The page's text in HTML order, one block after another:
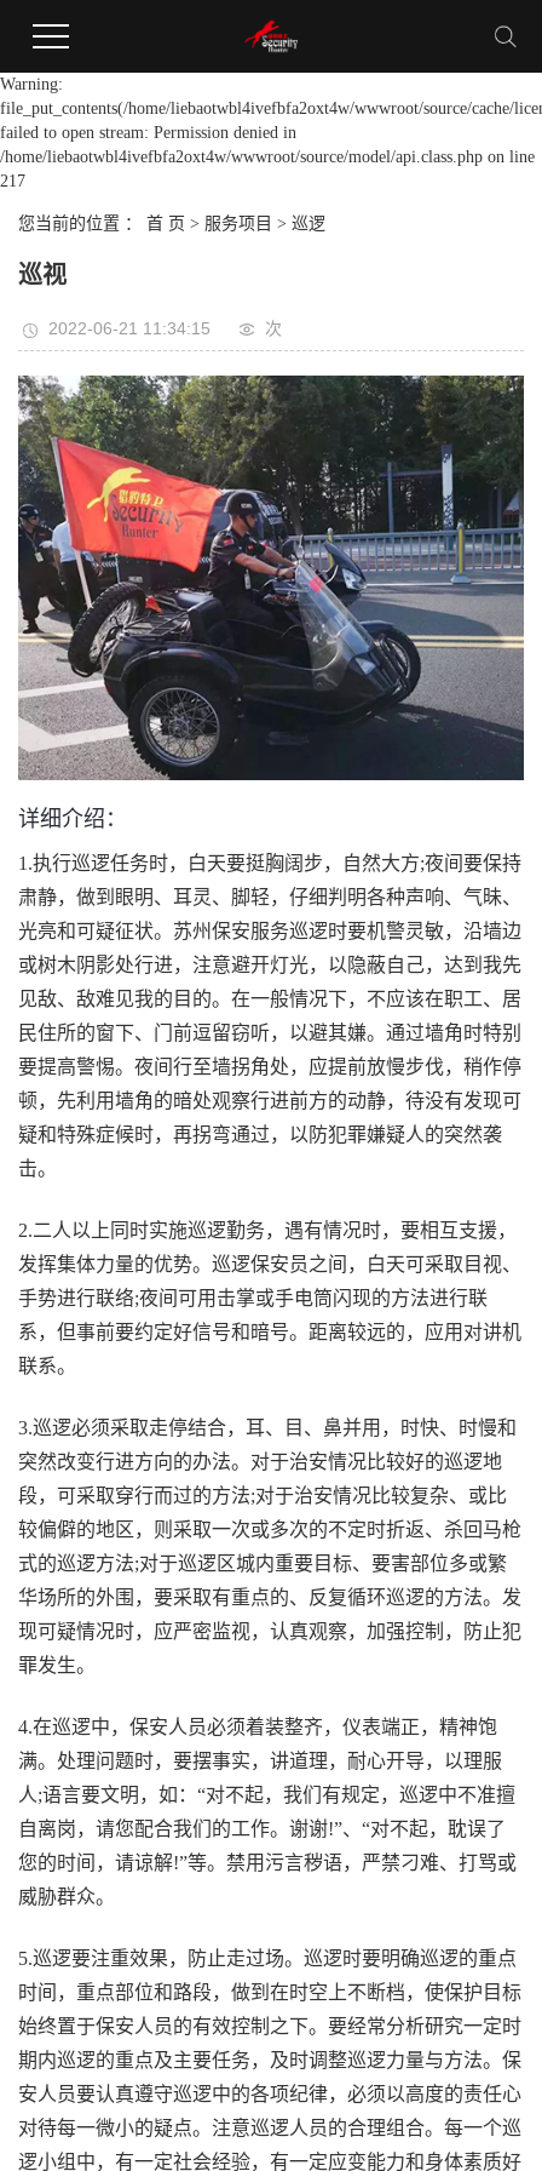
Warning:
file_put_contents(/home/liebaotwbl4ivefbfa2oxt4w/wwwroot/source/cache/
failed to open stream: Permission denied in
/home/liebaotwbl4ivefbfa2oxt4w/wwwroot/source/model/api.class.php on line
217
您当前的位置 ： 首 页 > 服务项目 > 巡逻
巡视
2022-06-21 11:34:15 次
详细介绍：
1.执行巡逻任务时，白天要挺胸阔步，自然大方;夜间要保持
肃静，做到眼明、耳灵、脚轻，仔细判明各种声响、气昧、
光亮和可疑征状。苏州保安服务巡逻时要机警灵敏，沿墙边
或树木阴影处行进，注意避开灯光，以隐蔽自己，达到我先
见敌、敌难见我的目的。在一般情况下，不应该在职工、居
民住所的窗下、门前逗留窃听，以避其嫌。通过墙角时特别
要提高警惕。夜间行至墙拐角处，应提前放慢步伐，稍作停
顿，先利用墙角的暗处观察行进前方的动静，待没有发现可
疑和特殊症候时，再拐弯通过，以防犯罪嫌疑人的突然袭
击。
2.二人以上同时实施巡逻勤务，遇有情况时，要相互支援，
发挥集体力量的优势。巡逻保安员之间，白天可采取目视、
手势进行联络;夜间可用击掌或手电筒闪现的方法进行联
系，但事前要约定好信号和暗号。距离较远的，应用对讲机
联系。
3.巡逻必须采取走停结合，耳、目、鼻并用，时快、时慢和
突然改变行进方向的办法。对于治安情况比较好的巡逻地
段，可采取穿行而过的方法;对于治安情况比较复杂、或比
较偏僻的地区，则采取一次或多次的不定时折返、杀回马枪
式的巡逻方法;对于巡逻区城内重要目标、要害部位多或繁
华场所的外围，要采取有重点的、反复循环巡逻的方法。发
现可疑情况时，应严密监视，认真观察，加强控制，防止犯
罪发生。
4.在巡逻中，保安人员必须着装整齐，仪表端正，精神饱
满。处理问题时，要摆事实，讲道理，耐心开导，以理服
人;语言要文明，如：“对不起，我们有规定，巡逻中不准擅
自离岗，请您配合我们的工作。谢谢!”、“对不起，耽误了
您的时间，请谅解!”等。禁用污言秽语，严禁刁难、打骂或
威胁群众。
5.巡逻要注重效果，防止走过场。巡逻时要明确巡逻的重点
时间，重点部位和路段，做到在时空上不断档，使保护目标
始终置于保安人员的有效控制之下。要经常分析研究一定时
期内巡逻的重点及主要任务，及时调整巡逻力量与方法。保
安人员要认真遵守巡逻中的各项纪律，必须以高度的责任心
对待每一微小的疑点。注意巡逻人员的合理组合。每一个巡
逻小组中，有一定社会经验，有一定应变能力和身体素质好